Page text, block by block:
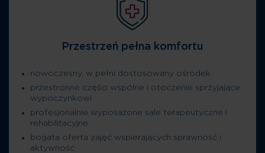
Przestrzeń pełna komfortu
nowoczesny, w pełni dostosowany ośrodek
przestronne części wspólne i otoczenie sprzyjające
wypoczynkowi
profesjonalnie wyposażone sale terapeutyczne i
rehabilitacyjne
bogata oferta zajęć wspierających sprawność i
aktywność